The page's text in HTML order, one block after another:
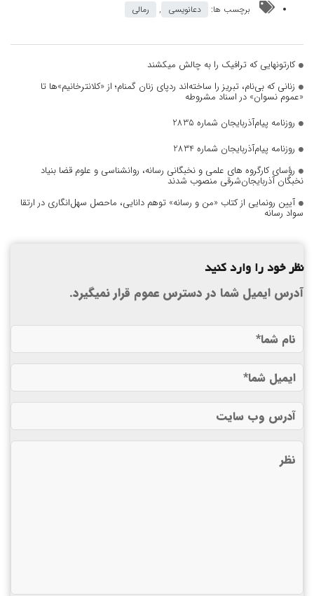
برچسب ها: دعانویسی , رمالی
کارتونهایی که ترافیک را به چالش میکشند
زنانی که بی‌نام، تبریز را ساخته‌اند ردپای زنان گمنام؛ از «کلانترخانیم»ها تا
«عموم نسوان» در اسناد مشروطه
روزنامه پیام‌آذربایجان شماره 2835
روزنامه پیام‌آذربایجان شماره 2834
رؤسای کارگروه های علمی و نخبگانی رسانه، روانشناسی و علوم قضا بنیاد
نخبگان آذربایجان‌شرقی منصوب شدند
آیین رونمایی از کتاب «من و رسانه» توهم دانایی، ماحصل سهل‌انگاری در ارتقا
سواد رسانه
نظر خود را وارد کنید
آدرس ایمیل شما در دسترس عموم قرار نمیگیرد.